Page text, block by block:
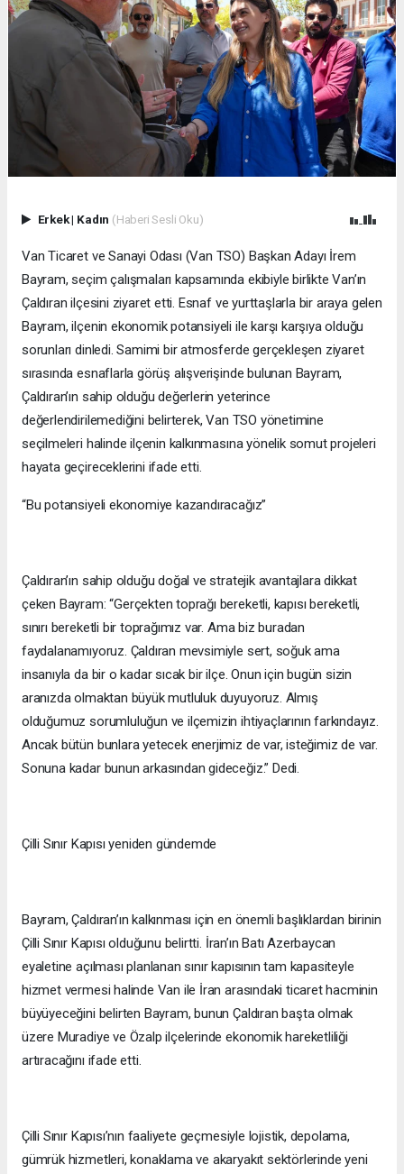
Erkek| Kadın (Haberi Sesli Oku)
Van Ticaret ve Sanayi Odası (Van TSO) Başkan Adayı İrem
Bayram, seçim çalışmaları kapsamında ekibiyle birlikte Van’ın
Çaldıran ilçesini ziyaret etti. Esnaf ve yurttaşlarla bir araya gelen
Bayram, ilçenin ekonomik potansiyeli ile karşı karşıya olduğu
sorunları dinledi. Samimi bir atmosferde gerçekleşen ziyaret
sırasında esnaflarla görüş alışverişinde bulunan Bayram,
Çaldıran’ın sahip olduğu değerlerin yeterince
değerlendirilemediğini belirterek, Van TSO yönetimine
seçilmeleri halinde ilçenin kalkınmasına yönelik somut projeleri
hayata geçireceklerini ifade etti.
“Bu potansiyeli ekonomiye kazandıracağız”
Çaldıran’ın sahip olduğu doğal ve stratejik avantajlara dikkat
çeken Bayram: “Gerçekten toprağı bereketli, kapısı bereketli,
sınırı bereketli bir toprağımız var. Ama biz buradan
faydalanamıyoruz. Çaldıran mevsimiyle sert, soğuk ama
insanıyla da bir o kadar sıcak bir ilçe. Onun için bugün sizin
aranızda olmaktan büyük mutluluk duyuyoruz. Almış
olduğumuz sorumluluğun ve ilçemizin ihtiyaçlarının farkındayız.
Ancak bütün bunlara yetecek enerjimiz de var, isteğimiz de var.
Sonuna kadar bunun arkasından gideceğiz.” Dedi.
Çilli Sınır Kapısı yeniden gündemde
Bayram, Çaldıran’ın kalkınması için en önemli başlıklardan birinin
Çilli Sınır Kapısı olduğunu belirtti. İran’ın Batı Azerbaycan
eyaletine açılması planlanan sınır kapısının tam kapasiteyle
hizmet vermesi halinde Van ile İran arasındaki ticaret hacminin
büyüyeceğini belirten Bayram, bunun Çaldıran başta olmak
üzere Muradiye ve Özalp ilçelerinde ekonomik hareketliliği
artıracağını ifade etti.
Çilli Sınır Kapısı’nın faaliyete geçmesiyle lojistik, depolama,
gümrük hizmetleri, konaklama ve akaryakıt sektörlerinde yeni